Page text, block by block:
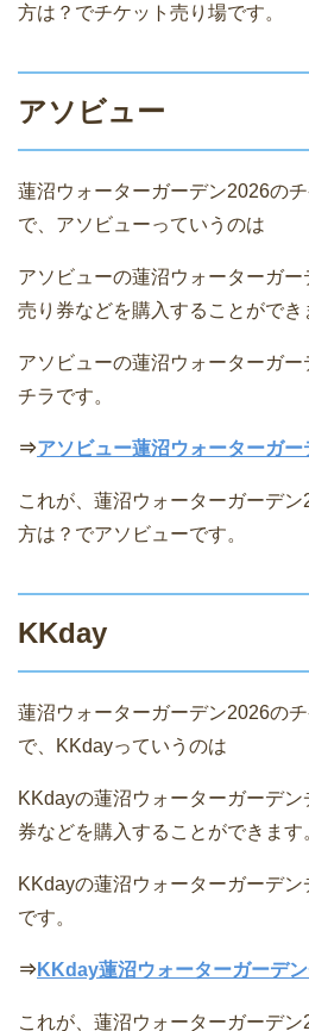
方は？でチケット売り場です。
アソビュー
蓮沼ウォーターガーデン2026の
で、アソビューっていうのは
アソビューの蓮沼ウォーターガ
売り券などを購入することができ
アソビューの蓮沼ウォーターガ
チラです。
⇒アソビュー蓮沼ウォーターガー
これが、蓮沼ウォーターガーデ
方は？でアソビューです。
KKday
蓮沼ウォーターガーデン2026の
で、KKdayっていうのは
KKdayの蓮沼ウォーターガーデン
券などを購入することができます
KKdayの蓮沼ウォーターガーデ
です。
⇒KKday蓮沼ウォーターガーデ
これが、蓮沼ウォーターガーデ